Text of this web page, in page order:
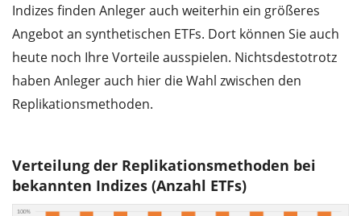
Indizes finden Anleger auch weiterhin ein größeres
Angebot an synthetischen ETFs. Dort können Sie auch
heute noch Ihre Vorteile ausspielen. Nichtsdestotrotz
haben Anleger auch hier die Wahl zwischen den
Replikationsmethoden.
Verteilung der Replikationsmethoden bei
bekannten Indizes (Anzahl ETFs)